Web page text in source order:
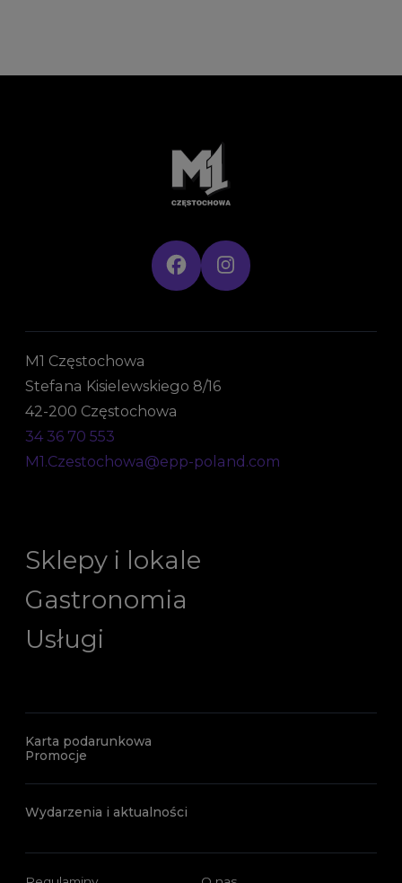
M1 Częstochowa
Stefana Kisielewskiego 8/16
42-200 Częstochowa
34 36 70 553
M1.Czestochowa@epp-poland.com
Sklepy i lokale
Gastronomia
Usługi
Karta podarunkowa
Promocje
Wydarzenia i aktualności